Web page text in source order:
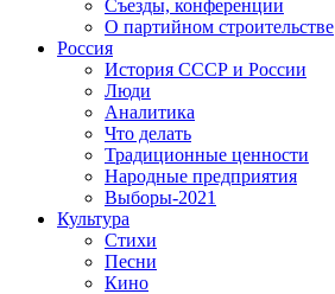
Съезды, конференции
О партийном строительстве
Россия
История СССР и России
Люди
Аналитика
Что делать
Традиционные ценности
Народные предприятия
Выборы-2021
Культура
Стихи
Песни
Кино